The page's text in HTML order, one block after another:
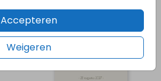
Accepteren
Weigeren